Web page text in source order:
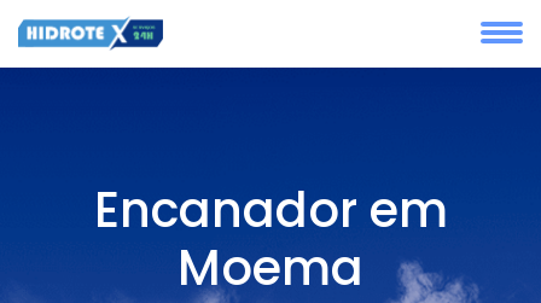
Encanador em
Moema